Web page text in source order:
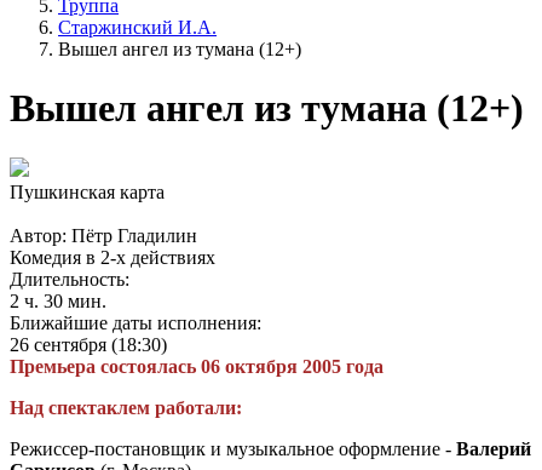
Труппа
Старжинский И.А.
Вышел ангел из тумана (12+)
Вышел ангел из тумана (12+)
Пушкинская карта
Автор: Пётр Гладилин
Комедия в 2-х действиях
Длительность:
2 ч. 30 мин.
Ближайшие даты исполнения:
26 сентября (18:30)
Премьера состоялась 06 октября 2005 года
Над спектаклем работали:
Режиссер-постановщик и музыкальное оформление - Валерий